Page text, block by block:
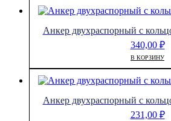
31103-
Анкер двухраспорный с
340,00 ₽
В КОРЗИНУ
Анкер двухраспорный с
231,00 ₽